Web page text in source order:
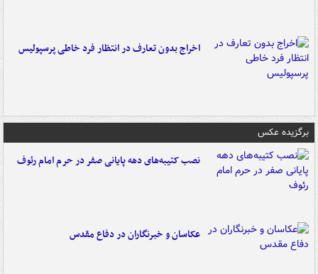
اخراج بدون تعارف در انتظار فرد خاطی پرسپولیس
برگزیده عکس
نصب کتیبه‌های دهه پایانی صفر در حرم امام رئوف
عکاسان و خبرنگاران در دفاع مقدس